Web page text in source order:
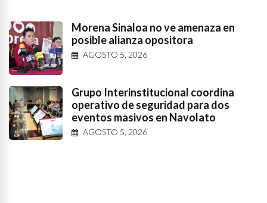
Morena Sinaloa no ve amenaza en
posible alianza opositora
AGOSTO 5, 2026
Grupo Interinstitucional coordina
operativo de seguridad para dos
eventos masivos en Navolato
AGOSTO 5, 2026